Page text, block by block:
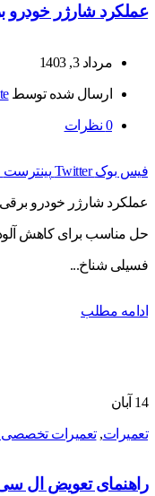
عملکرد شارژر خودرو
مرداد 3, 1403
ارسال شده توسط
0 نظرات
فیس بوک Twitter پینترست
عملکرد شارژر خودرو برقی
حل مناسب برای کاهش
فسیلی شناخ...
ادامه مطلب
14 آبان
تعمیرات,تعمیرات تخصصی